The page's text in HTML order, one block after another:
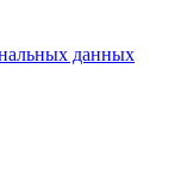
данных